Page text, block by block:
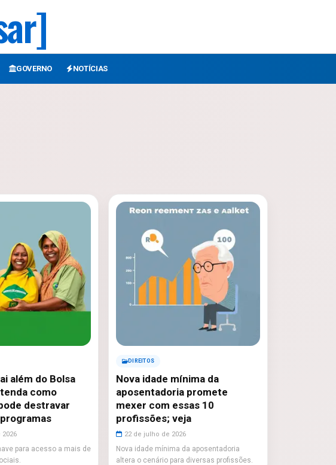
GOVERNO NOTÍCIAS
além do Bolsa
como
destravar
para acesso a mais de
DIREITOS
Nova idade mínima da
aposentadoria promete
mexer com essas 10
profissões; veja
22 de julho de 2026
Nova idade mínima da aposentadoria
altera o cenário para diversas profissões.